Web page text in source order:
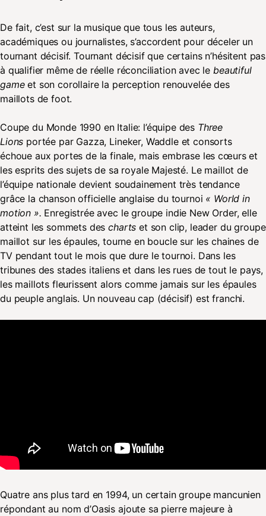
De fait, c’est sur la musique que tous les auteurs,
académiques ou journalistes, s’accordent pour déceler un
tournant décisif. Tournant décisif que certains n’hésitent pas
à qualifier même de réelle réconciliation avec le beautiful
gameet son corollaire la perception renouvelée des
maillots de foot.
Coupe du Monde 1990 en Italie: l’équipe des Three
Lions portée par Gazza, Lineker, Waddle et consorts
échoue aux portes de la finale, mais embrase les cœurs et
les esprits des sujets de sa royale Majesté. Le maillot de
l’équipe nationale devient soudainement très tendance
grâce la chanson officielle anglaise du tournoi « World in
motion ». Enregistrée avec le groupe indie New Order, elle
atteint les sommets descharts et son clip, leader du groupe
maillot sur les épaules, tourne en boucle sur les chaines de
TV pendant tout le mois que dure le tournoi. Dans les
tribunes des stades italiens et dans les rues de tout le pays,
les maillots fleurissent alors comme jamais sur les épaules
du peuple anglais. Un nouveau cap (décisif) est franchi.
Quatre ans plus tard en 1994, un certain groupe mancunien
répondant au nom d’Oasis ajoute sa pierre majeure à